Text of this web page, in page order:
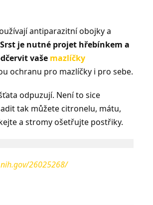
antiparazitní obojky a
Srst je nutné projet hřebínkem a
vaše mazlíčky
ochranu pro mazlíčky i pro sebe.
odpuzují. Není to sice
tak můžete citronelu, mátu,
a stromy ošetřujte postřiky.
26025268/